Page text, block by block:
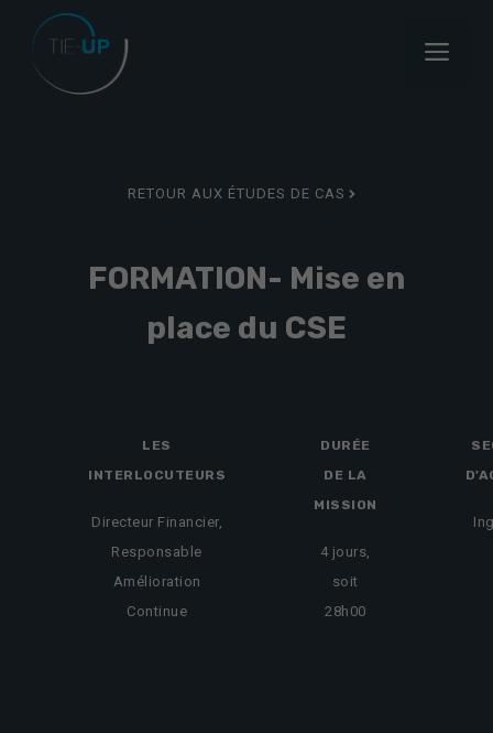
Menu
RETOUR AUX ÉTUDES DE CAS
FORMATION- Mise en
place du CSE
LES
INTERLOCUTEURS
Directeur Financier,
Responsable
Amélioration
Continue
DURÉE
DE LA
MISSION
4 jours,
soit
28h00